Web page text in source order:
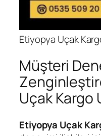
Etiyopya Uçak
Müşteri
Uçak Kargo
Etiyopya Uçak